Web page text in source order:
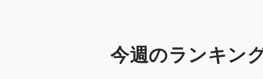
今週のランキン